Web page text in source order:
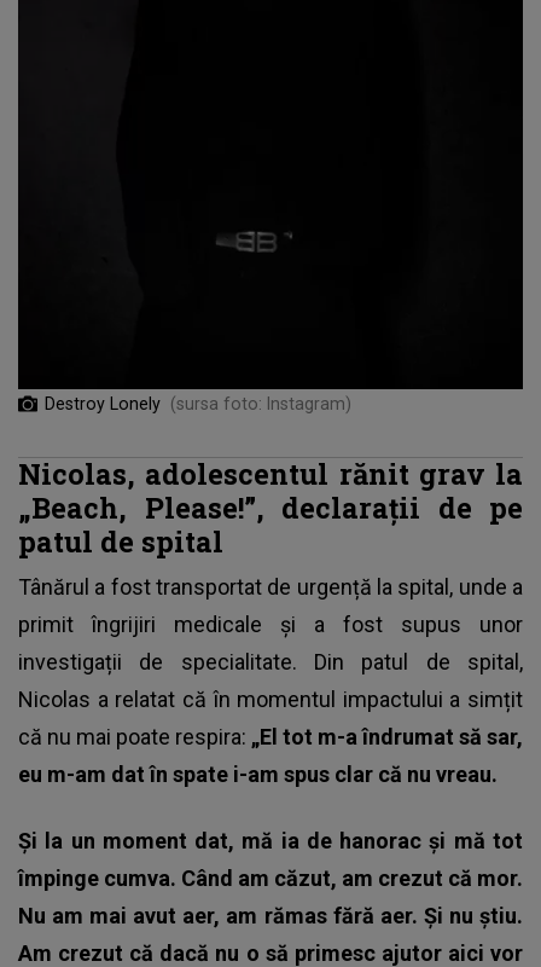
Destroy Lonely (sursa foto: Instagram)
Nicolas, adolescentul rănit grav la
„Beach, Please!”, declarații de pe
patul de spital
Tânărul a fost transportat de urgență la spital, unde a
primit îngrijiri medicale și a fost supus unor
investigații de specialitate. Din patul de spital,
Nicolas a relatat că în momentul impactului a simțit
că nu mai poate respira: „El tot m-a îndrumat să sar,
eu m-am dat în spate i-am spus clar că nu vreau.
Şi la un moment dat, mă ia de hanorac şi mă tot
împinge cumva. Când am căzut, am crezut că mor.
Nu am mai avut aer, am rămas fără aer. Şi nu ştiu.
Am crezut că dacă nu o să primesc ajutor aici vor